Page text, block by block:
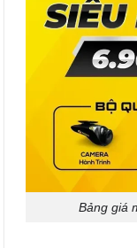
Bảng giá